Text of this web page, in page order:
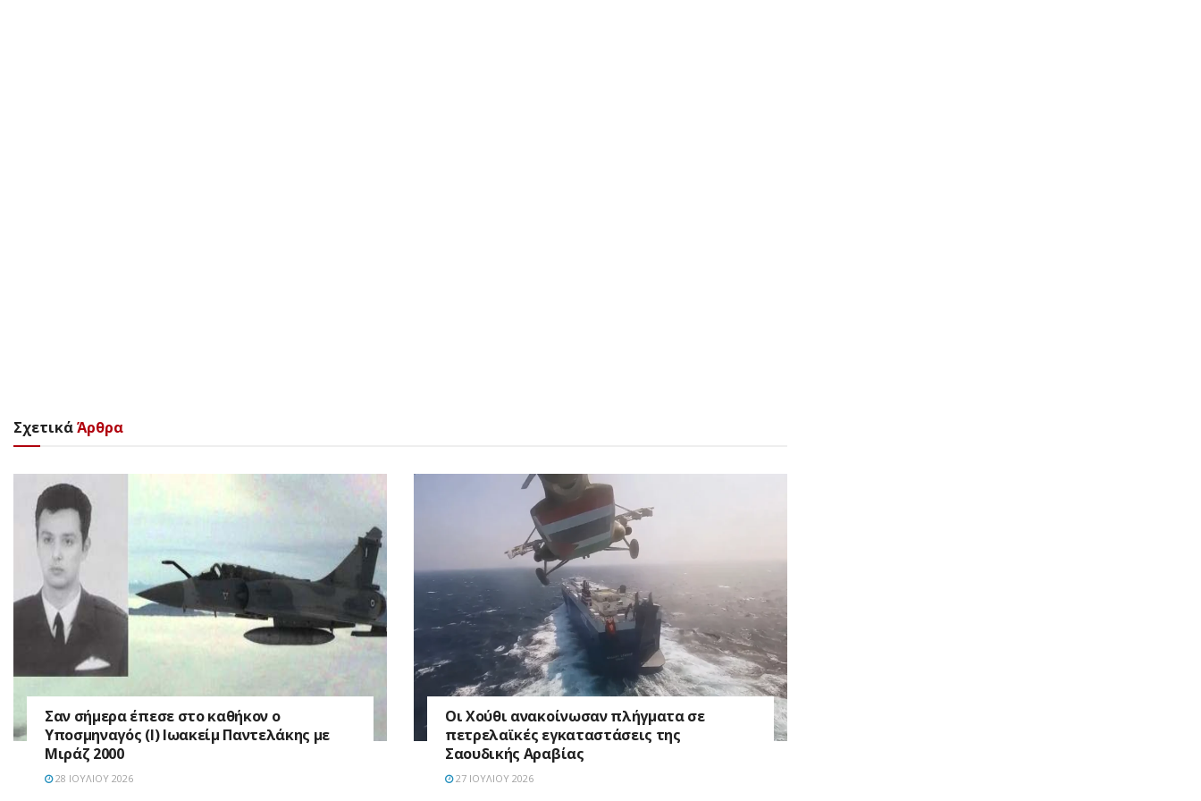
ΣχετικάΆρθρα
Σαν σήμερα έπεσε στο καθήκον ο
Υποσμηναγός (Ι) Ιωακείμ Παντελάκης με
Μιράζ 2000
28 ΙΟΥΛΊΟΥ 2026
Οι Χούθι ανακοίνωσαν πλήγματα σε
πετρελαϊκές εγκαταστάσεις της
Σαουδικής Αραβίας
27 ΙΟΥΛΊΟΥ 2026